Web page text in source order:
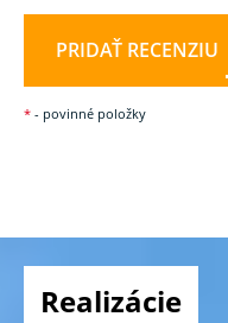
PRIDAŤ RECENZIU
* - povinné položky
Realizácie